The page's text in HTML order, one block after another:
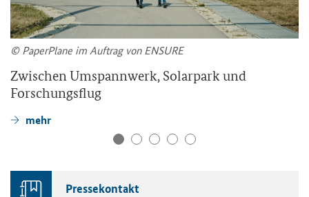
© PaperPlane im Auftrag von ENSURE
Zwischen Umspannwerk, Solarpark und
Forschungsflug
mehr
Pressekontakt